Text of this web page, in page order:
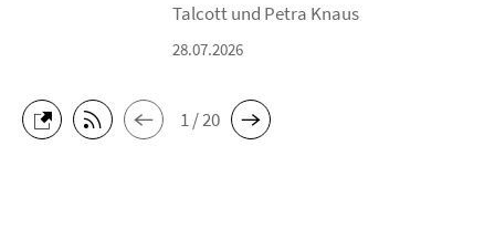
Talcott und Petra Knaus
28.07.2026
1 / 20